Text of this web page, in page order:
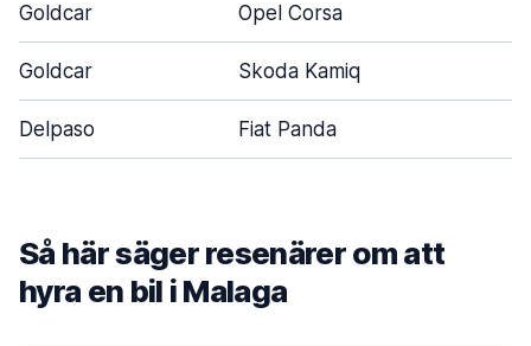
Goldcar Opel Corsa
Goldcar Skoda Kamiq
Delpaso Fiat Panda
Så här säger resenärer om att
hyra en bil i Malaga